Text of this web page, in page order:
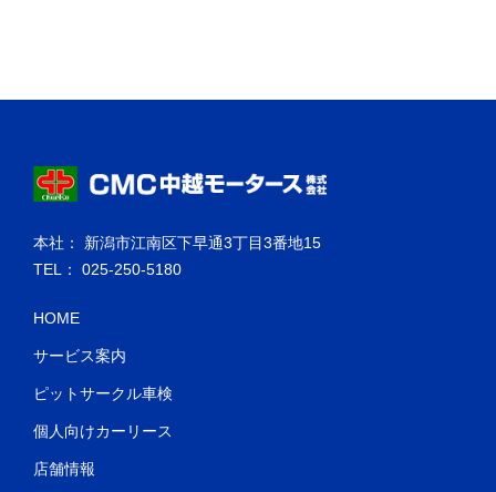
本社： 新潟市江南区下早通3丁目3番地15
TEL： 025-250-5180
HOME
サービス案内
ピットサークル車検
個人向けカーリース
店舗情報